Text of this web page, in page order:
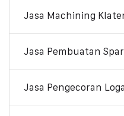
Jasa Machining
Jasa Pembuatan
Jasa Pengecoran